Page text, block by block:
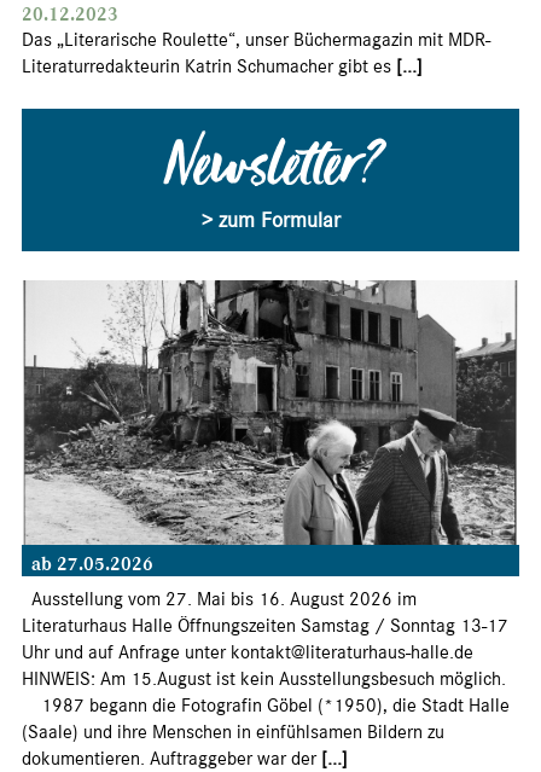
20.12.2023
Das „Literarische Roulette“, unser Büchermagazin mit MDR-
Literaturredakteurin Katrin Schumacher gibt es [...]
Newsletter?
> zum Formular
ab 27.05.2026
Ausstellung vom 27. Mai bis 16. August 2026 im
Literaturhaus Halle Öffnungszeiten Samstag / Sonntag 13-17
Uhr und auf Anfrage unter kontakt@literaturhaus-halle.de
HINWEIS: Am 15.August ist kein Ausstellungsbesuch möglich.
1987 begann die Fotografin Göbel (*1950), die Stadt Halle
(Saale) und ihre Menschen in einfühlsamen Bildern zu
dokumentieren. Auftraggeber war der [...]